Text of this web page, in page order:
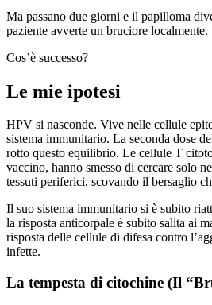
Ma passano due giorni e il papilloma
paziente avverte un bruciore localmente.
Cos’è successo?
Le mie ipotesi
HPV si nasconde. Vive nelle cellule
sistema immunitario. La seconda dose
rotto questo equilibrio. Le cellule T
vaccino, hanno smesso di cercare solo
tessuti periferici, scovando il bersaglio
Il suo sistema immunitario si è subito
la risposta anticorpale è subito salita ai
risposta delle cellule di difesa contro
infette.
La tempesta di citochine (Il